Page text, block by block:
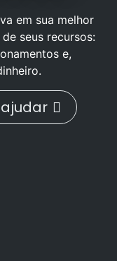
em sua melhor
seus recursos:
e,